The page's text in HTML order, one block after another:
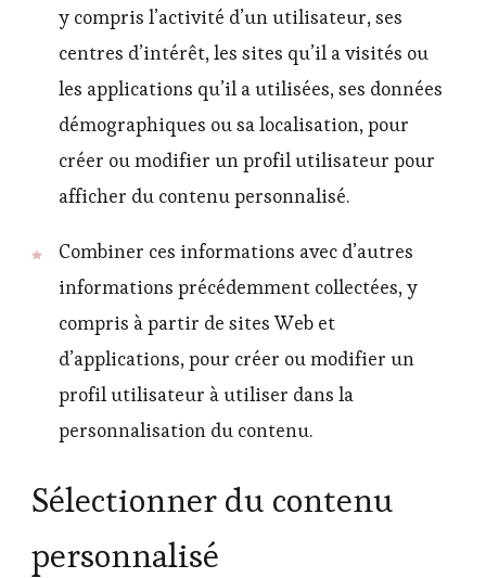
y compris l’activité d’un utilisateur, ses
centres d’intérêt, les sites qu’il a visités ou
les applications qu’il a utilisées, ses données
démographiques ou sa localisation, pour
créer ou modifier un profil utilisateur pour
afficher du contenu personnalisé.
Combiner ces informations avec d’autres
informations précédemment collectées, y
compris à partir de sites Web et
d’applications, pour créer ou modifier un
profil utilisateur à utiliser dans la
personnalisation du contenu.
Sélectionner du contenu
personnalisé